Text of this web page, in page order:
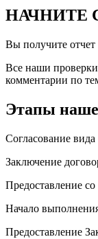
НАЧНИТЕ
Вы получите отчет
Все наши
комментарии по
Этапы
Согласование
Заключение
Предоставление
Начало
Предоставление